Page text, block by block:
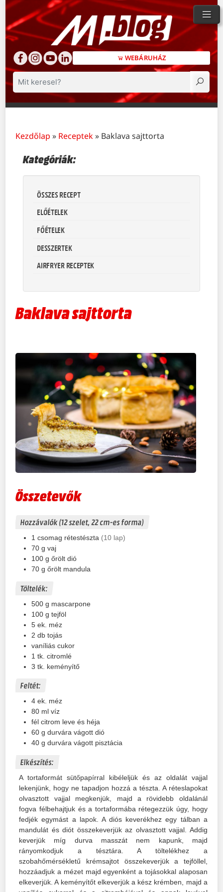
WEBÁRUHÁZ
Keresés
Kezdőlap » Receptek» Baklava sajttorta
Kategóriák:
ÖSSZES RECEPT
ELŐÉTELEK
FŐÉTELEK
DESSZERTEK
AIRFRYER RECEPTEK
Baklava sajttorta
Összetevők
Hozzávalók (12 szelet, 22 cm-es forma)
1 csomag rétestészta (10 lap)
70 g vaj
100 g őrölt dió
70 g őrölt mandula
Töltelék:
500 g mascarpone
100 g tejföl
5 ek. méz
2 db tojás
vaníliás cukor
1 tk. citromlé
3 tk. keményítő
Feltét:
4 ek. méz
80 ml víz
fél citrom leve és héja
60 g durvára vágott dió
40 g durvára vágott pisztácia
Elkészítés:
A tortaformát sütőpapírral kibéleljük és az oldalát vajjal
lekenjünk, hogy ne tapadjon hozzá a tészta. A réteslapokat
olvasztott vajjal megkenjük, majd a rövidebb oldalánál
fogva félbehajtjuk és a tortaformába rétegezzük úgy, hogy
fedjék egymást a lapok. A diós keverékhez egy tálban a
mandulát és diót összekeverjük az olvasztott vajjal. Addig
keverjük míg durva masszát nem kapunk, majd
rányomkodjuk a tésztára. A töltelékhez a
szobahőmérsékletű krémsajtot összekeverjük a tejföllel,
hozzáadjuk a mézet majd egyenként a tojásokkal alaposan
elkeverjük. A keményítőt elkeverjük a kész krémben, majd a